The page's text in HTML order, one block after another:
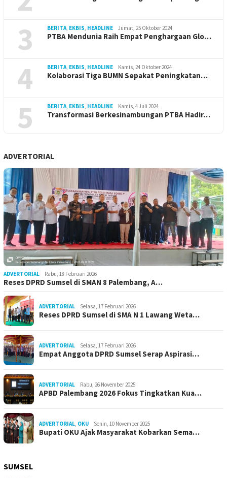
3 BERITA EKBIS HEADLINE Jumat, 25 Oktober 2024
PTBA Mendunia Raih Empat Penghargaan Glo…
4 BERITA EKBIS HEADLINE Kamis, 24 Oktober 2024
Kolaborasi Tiga BUMN Sepakat Peningkatan…
5 BERITA EKBIS HEADLINE Kamis, 4 Juli 2024
Transformasi Berkesinambungan PTBA Hadir…
ADVERTORIAL
ADVERTORIAL Rabu, 18 Februari 2026
Reses DPRD Sumsel di SMAN 8 Palembang, A…
ADVERTORIAL Selasa, 17 Februari 2026
Reses DPRD Sumsel di SMA N 1 Lawang Weta…
ADVERTORIAL Selasa, 17 Februari 2026
Empat Anggota DPRD Sumsel Serap Aspirasi…
ADVERTORIAL Rabu, 26 November 2025
APBD Palembang 2026 Fokus Tingkatkan Kua…
ADVERTORIAL, OKU Senin, 10 November 2025
Bupati OKU Ajak Masyarakat Kobarkan Sema…
SUMSEL